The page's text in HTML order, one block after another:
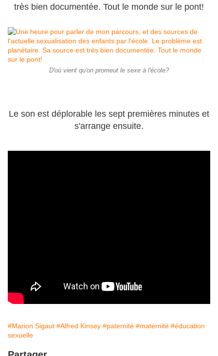
très bien documentée. Tout le monde sur le pont!
D'où vient qu'on promeut le sexe à l'école?
Le son est déplorable les sept premières minutes et
s'arrange ensuite.
#Marion Sigaut #Alfred Kinsey #paternité #maternité #éducation
sexuelle